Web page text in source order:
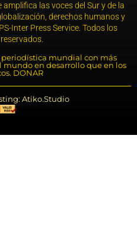
las voces del Sur y de la
derechos humanos y
Inter Press Service. Todos los
periodística mundial con más
mundo en desarrollo que en los
DONAR
Atiko.Studio